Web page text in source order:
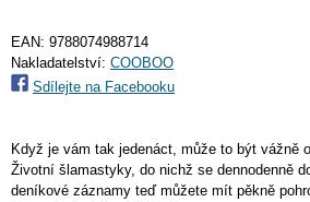
EAN: 9788074988714
Nakladatelství: COOBOO
Sdílejte na Facebooku
Když je vám tak jedenáct, může to být vážně
Životní šlamastyky, do nichž se dennodenně
deníkové záznamy teď můžete mít pěkně